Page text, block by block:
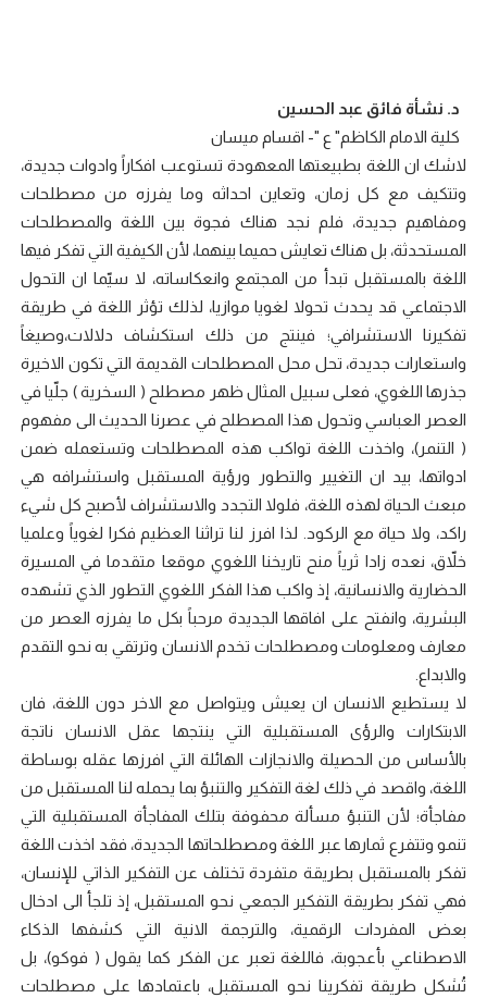
د. نشأة فائق عبد الحسين
كلية الامام الكاظم" ع "- اقسام ميسان
لاشك ان اللغة بطبيعتها المعهودة تستوعب افكاراً وادوات جديدة،
وتتكيف مع كل زمان، وتعاين احداثه وما يفرزه من مصطلحات
ومفاهيم جديدة، فلم نجد هناك فجوة بين اللغة والمصطلحات
المستحدثة، بل هناك تعايش حميما بينهما، لأن الكيفية التي تفكر فيها
اللغة بالمستقبل تبدأ من المجتمع وانعكاساته، لا سيّما ان التحول
الاجتماعي قد يحدث تحولا لغويا موازيا، لذلك تؤثر اللغة في طريقة
تفكيرنا الاستشرافي؛ فينتج من ذلك استكشاف دلالات،وصيغاً
واستعارات جديدة، تحل محل المصطلحات القديمة التي تكون الاخيرة
جذرها اللغوي، فعلى سبيل المثال ظهر مصطلح ( السخرية ) جلّيا في
العصر العباسي وتحول هذا المصطلح في عصرنا الحديث الى مفهوم
( التنمر)، واخذت اللغة تواكب هذه المصطلحات وتستعمله ضمن
ادواتها، بيد ان التغيير والتطور ورؤية المستقبل واستشرافه هي
مبعث الحياة لهذه اللغة، فلولا التجدد والاستشراف لأصبح كل شيء
راكد، ولا حياة مع الركود. لذا افرز لنا تراثنا العظيم فكرا لغوياً وعلميا
خلاّق، نعده زادا ثرياً منح تاريخنا اللغوي موقعا متقدما في المسيرة
الحضارية والانسانية، إذ واكب هذا الفكر اللغوي التطور الذي تشهده
البشرية، وانفتح على افاقها الجديدة مرحباً بكل ما يفرزه العصر من
معارف ومعلومات ومصطلحات تخدم الانسان وترتقي به نحو التقدم
والابداع.
لا يستطيع الانسان ان يعيش ويتواصل مع الاخر دون اللغة، فان
الابتكارات والرؤى المستقبلية التي ينتجها عقل الانسان ناتجة
بالأساس من الحصيلة والانجازات الهائلة التي افرزها عقله بوساطة
اللغة، واقصد في ذلك لغة التفكير والتنبؤ بما يحمله لنا المستقبل من
مفاجأة؛ لأن التنبؤ مسألة محفوفة بتلك المفاجأة المستقبلية التي
تنمو وتتفرع ثمارها عبر اللغة ومصطلحاتها الجديدة، فقد اخذت اللغة
تفكر بالمستقبل بطريقة متفردة تختلف عن التفكير الذاتي للإنسان،
فهي تفكر بطريقة التفكير الجمعي نحو المستقبل، إذ تلجأ الى ادخال
بعض المفردات الرقمية، والترجمة الانية التي كشفها الذكاء
الاصطناعي بأعجوبة، فاللغة تعبر عن الفكر كما يقول ( فوكو)، بل
تُشكل طريقة تفكرينا نحو المستقبل، باعتمادها على مصطلحات